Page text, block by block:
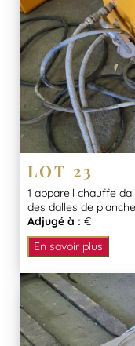
LOT 23
1 appareil chauffe
des dalles de
Adjugé à : €
En savoir plus